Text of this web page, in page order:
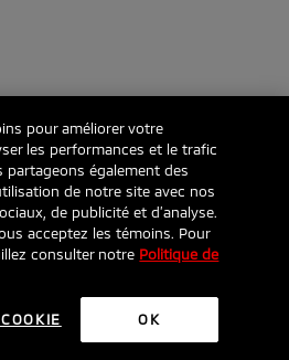
pour améliorer votre
les performances et le trafic
également des
de notre site avec nos
de publicité et d’analyse.
acceptez les témoins. Pour
consulter notre Politique de
OK